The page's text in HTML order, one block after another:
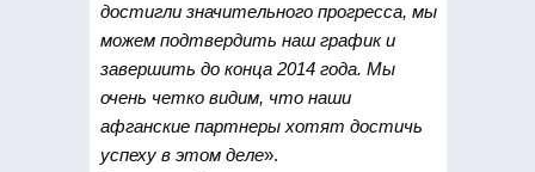
достигли значительного прогресса, мы
можем подтвердить наш график и
завершить до конца 2014 года. Мы
очень четко видим, что наши
афганские партнеры хотят достичь
успеху в этом деле».